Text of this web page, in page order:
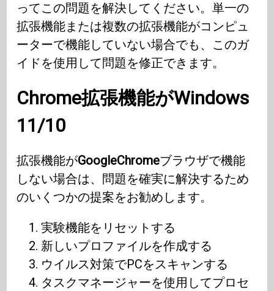
ってこの問題を解決してください。単一の
拡張機能または複数の拡張機能がコンピュ
ーターで機能していない場合でも、このガ
イドを使用して問題を修正できます。
Chrome拡張機能がWindows
11/10
拡張機能がGoogleChromeブラウザで機能
しない場合は、問題を確実に解決するため
のいくつかの提案をお勧めします。
実験機能をリセットする
新しいプロファイルを作成する
ウイルス対策でPCをスキャンする
タスクマネージャーを使用してプロセ